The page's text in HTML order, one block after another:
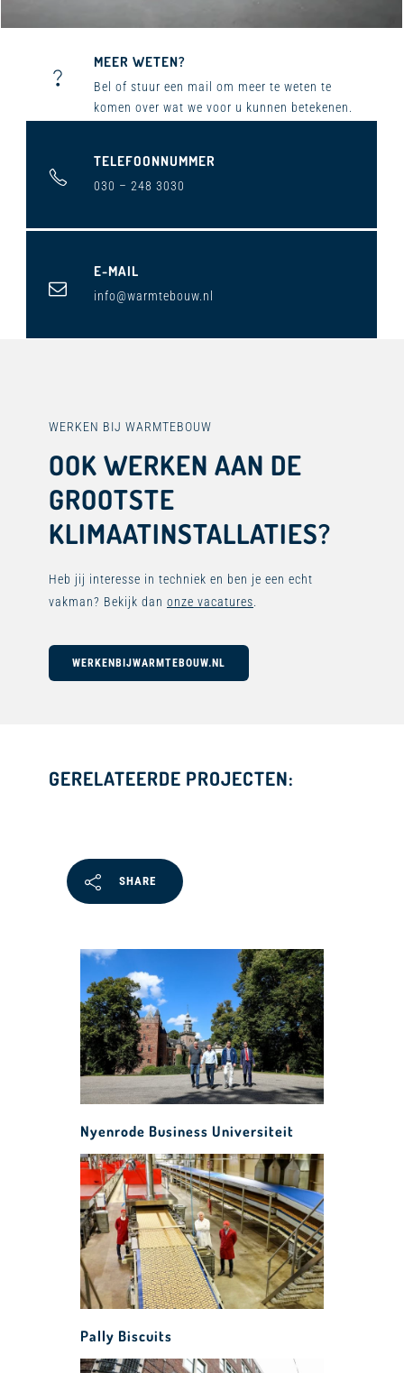
MEER WETEN?
Bel ​of stuur een mail om meer te weten te
komen over wat we voor u kunnen betekenen.
TELEFOONNUMMER
030 – 248 3030
E-MAIL
info@warmtebouw.nl
WERKEN BIJ WARMTEBOUW
OOK WERKEN AAN DE
GROOTSTE
KLIMAATINSTALLATIES?
Heb jij interesse in techniek en ben je een echt
vakman? Bekijk dan onze vacatures
WERKENBIJWARMTEBOUW.NL
GERELATEERDE PROJECTEN:
SHARE
Nyenrode Business Universiteit
Pally Biscuits